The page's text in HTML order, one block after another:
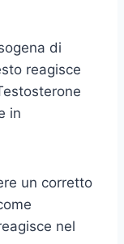
di
reagisce
in
un corretto
nel